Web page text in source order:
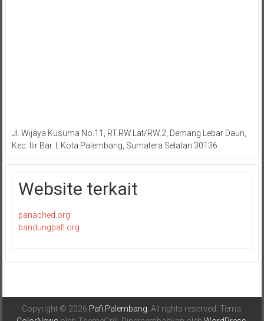
Jl. Wijaya Kusuma No.11, RT.RW.Lat/RW.2, Demang Lebar Daun,
Kec. Ilir Bar. I, Kota Palembang, Sumatera Selatan 30136
Website terkait
panached.org
bandungpafi.org
Copyright © 2026 Pafi Palembang. All rights reserved. Tema: